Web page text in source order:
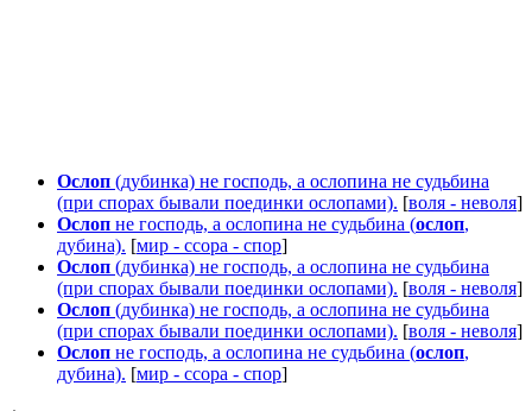
Ослоп (дубинка) не господь, а ослопина не судьбина
(при спорах бывали поединки ослопами). [воля - неволя]
Ослоп не господь, а ослопина не судьбина (ослоп,
дубина). [мир - ссора - спор]
Ослоп (дубинка) не господь, а ослопина не судьбина
(при спорах бывали поединки ослопами). [воля - неволя]
Ослоп (дубинка) не господь, а ослопина не судьбина
(при спорах бывали поединки ослопами). [воля - неволя]
Ослоп не господь, а ослопина не судьбина (ослоп,
дубина). [мир - ссора - спор]